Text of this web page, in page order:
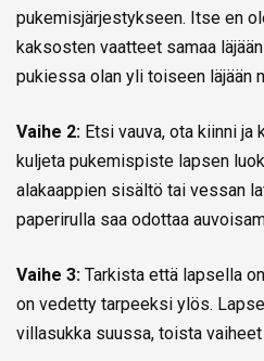
pukemisjärjestykseen. Itse en
kaksosten vaatteet samaa
pukiessa olan yli toiseen läjään
Vaihe 2: Etsi vauva, ota kiinni
kuljeta pukemispiste lapsen
alakaappien sisältö tai vessan
paperirulla saa odottaa
Vaihe 3: Tarkista että lapsella
on vedetty tarpeeksi ylös.
villasukka suussa, toista